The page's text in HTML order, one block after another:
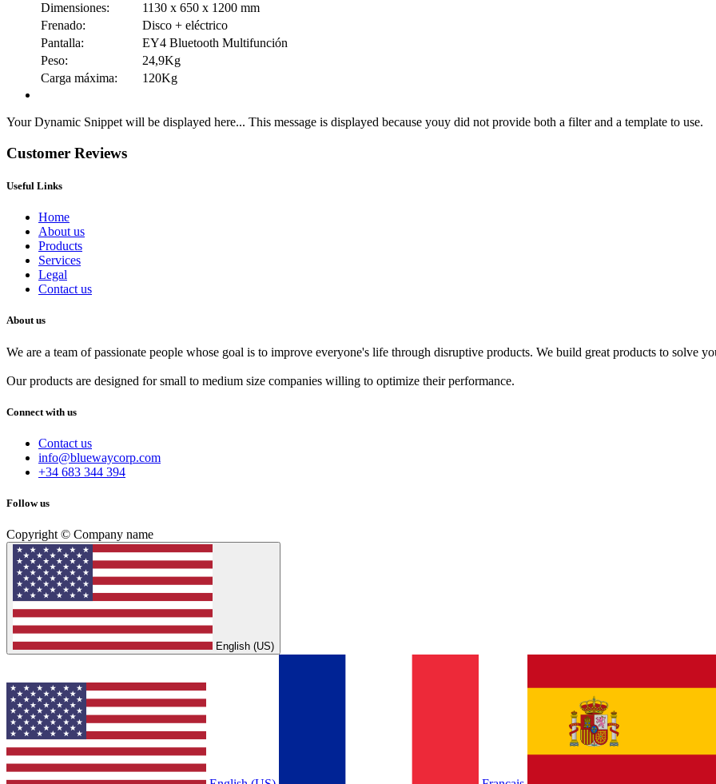
Dimensiones:
1130 x 650 x 1200 mm
Frenado:
Disco + eléctrico
Pantalla:
EY4 Bluetooth Multifunción
Peso:
24,9Kg
Carga máxima:
120Kg
Your Dynamic Snippet will be displayed here... This message is displayed because youy did not provide both a filter and a template to use.
Customer Reviews
Useful Links
Home
About us
Products
Services
Legal
Contact us
About us
We are a team of passionate people whose goal is to improve everyone's life through disruptive products. We build great products to solve
Our products are designed for small to medium size companies willing to optimize their performance.
Connect with us
Contact us
info@bluewaycorp.com
+34 683 344 394
Follow us
Copyright © Company name
English (US)